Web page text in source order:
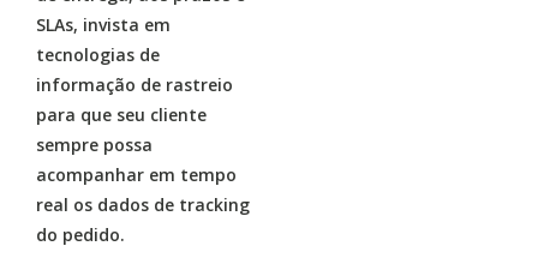
SLAs, invista em
tecnologias de
informação de rastreio
para que seu cliente
sempre possa
acompanhar em tempo
real os dados de tracking
do pedido.